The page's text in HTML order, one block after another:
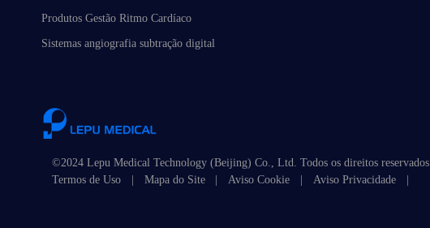
Produtos Gestão Ritmo Cardíaco
Sistemas angiografia subtração digital
©2024 Lepu Medical Technology (Beijing) Co., Ltd. Todos os direitos reservados
Termos de Uso
Mapa do Site Aviso Cookie Aviso Privacidade